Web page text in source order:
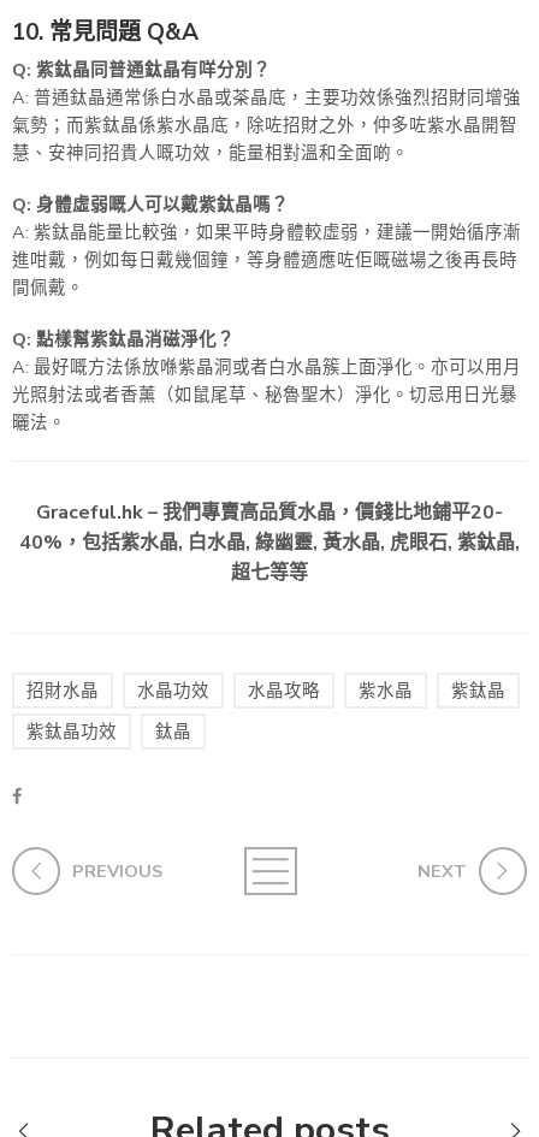
10. 常見問題 Q&A
Q: 紫鈦晶同普通鈦晶有咩分別？
A: 普通鈦晶通常係白水晶或茶晶底，主要功效係強烈招財同增強
氣勢；而紫鈦晶係紫水晶底，除咗招財之外，仲多咗紫水晶開智
慧、安神同招貴人嘅功效，能量相對溫和全面啲。
Q: 身體虛弱嘅人可以戴紫鈦晶嗎？
A: 紫鈦晶能量比較強，如果平時身體較虛弱，建議一開始循序漸
進咁戴，例如每日戴幾個鐘，等身體適應咗佢嘅磁場之後再長時
間佩戴。
Q: 點樣幫紫鈦晶消磁淨化？
A: 最好嘅方法係放喺紫晶洞或者白水晶簇上面淨化。亦可以用月
光照射法或者香薰（如鼠尾草、秘魯聖木）淨化。切忌用日光暴
曬法。
Graceful.hk – 我們專賣高品質水晶，價錢比地鋪平20-
40%，包括紫水晶, 白水晶, 綠幽靈, 黃水晶, 虎眼石, 紫鈦晶,
超七等等
招財水晶 水晶功效 水晶攻略 紫水晶
紫鈦晶
紫鈦晶功效
鈦晶
PREVIOUS NEXT